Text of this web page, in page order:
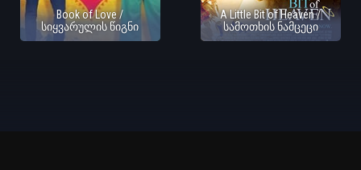
Book of Love /
სიყვარულის წიგნი
A Little Bit of Heaven /
სამოთხის ნამცეცი